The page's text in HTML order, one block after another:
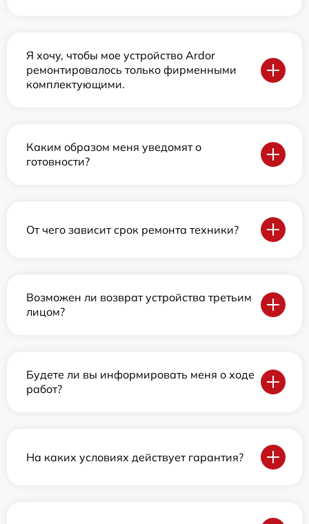
Я хочу, чтобы мое устройство Ardor
ремонтировалось только фирменными
комплектующими.
Каким образом меня уведомят о
готовности?
От чего зависит срок ремонта техники?
Возможен ли возврат устройства третьим
лицом?
Будете ли вы информировать меня о ходе
работ?
На каких условиях действует гарантия?